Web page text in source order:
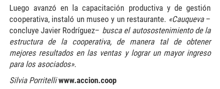
Luego avanzó en la capacitación productiva y de gestión
cooperativa, instaló un museo y un restaurante. «Cauqueva–
concluye Javier Rodríguez– busca el autosostenimiento de la
estructura de la cooperativa, de manera tal de obtener
mejores resultados en las ventas y lograr un mayor ingreso
para los asociados».
Silvia Porritelliwww.accion.coop